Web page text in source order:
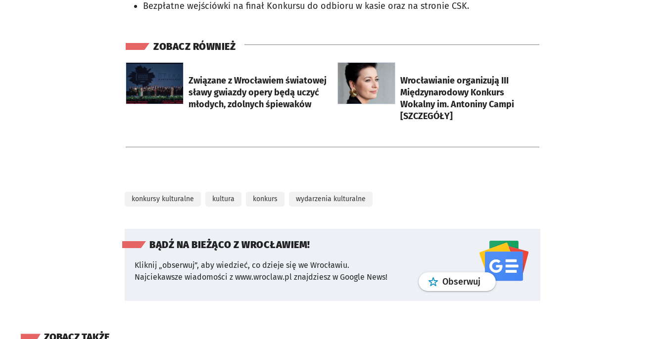
Bezpłatne wejściówki na finał Konkursu do odbioru w kasie oraz na stronie CSK.
ZOBACZ RÓWNIEŻ
Związane z Wrocławiem światowej
sławy gwiazdy opery będą uczyć
młodych, zdolnych śpiewaków
otworzy się w nowej karcie
Wrocławianie organizują III
Międzynarodowy Konkurs
Wokalny im. Antoniny Campi
[SZCZEGÓŁY]
otworzy się w nowej karcie
konkursy kulturalne kultura konkurs wydarzenia kulturalne
BĄDŹ NA BIEŻĄCO Z WROCŁAWIEM!
Kliknij „obserwuj”, aby wiedzieć, co dzieje się we Wrocławiu.
Najciekawsze wiadomości z www.wroclaw.pl znajdziesz w Google News!
Obserwuj profilgoogle news